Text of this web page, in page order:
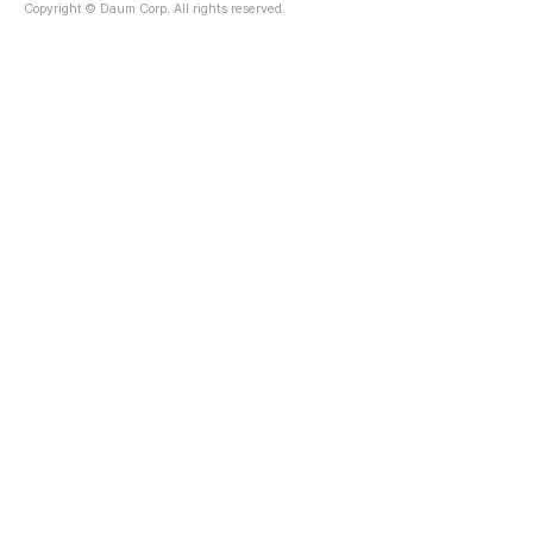
pm7:..
Copyright © Daum Corp. All rights reserved.